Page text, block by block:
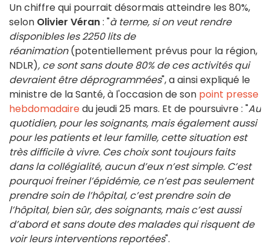
Un chiffre qui pourrait désormais atteindre les 80%,
selon Olivier Véran: "à terme, si on veut rendre
disponibles les 2250 lits de
réanimation(potentiellement prévus pour la région,
NDLR), ce sont sans doute 80% de ces activités qui
devraient être déprogrammées", a ainsi expliqué le
ministre de la Santé, à l'occasion de son point presse
hebdomadairedu jeudi 25 mars. Et de poursuivre : "Au
quotidien, pour les soignants, mais également aussi
pour les patients et leur famille, cette situation est
très difficile à vivre. Ces choix sont toujours faits
dans la collégialité, aucun d’eux n’est simple. C’est
pourquoi freiner l’épidémie, ce n’est pas seulement
prendre soin de l’hôpital, c’est prendre soin de
l’hôpital, bien sûr, des soignants, mais c’est aussi
d’abord et sans doute des malades qui risquent de
voir leurs interventions reportées".